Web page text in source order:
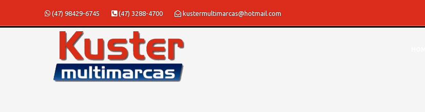
(47) 98429-6745 (47) 3288-4700 kustermultimarcas@hotmail.com